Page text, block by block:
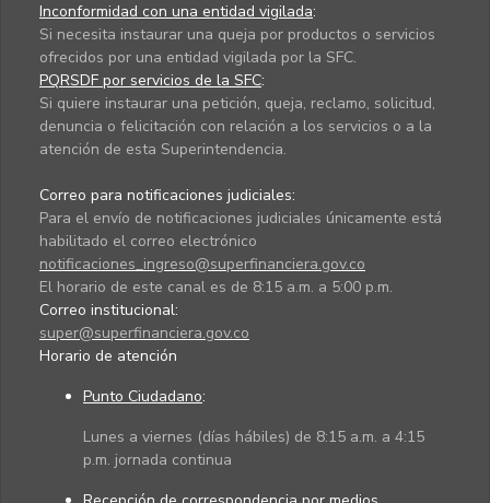
Inconformidad con una entidad vigilada:
Si necesita instaurar una queja por productos o servicios
ofrecidos por una entidad vigilada por la SFC.
PQRSDF por servicios de la SFC:
Si quiere instaurar una petición, queja, reclamo, solicitud,
denuncia o felicitación con relación a los servicios o a la
atención de esta Superintendencia.
Correo para notificaciones judiciales:
Para el envío de notificaciones judiciales únicamente está
habilitado el correo electrónico
notificaciones_ingreso@superfinanciera.gov.co
El horario de este canal es de 8:15 a.m. a 5:00 p.m.
Correo institucional:
super@superfinanciera.gov.co
Horario de atención
Punto Ciudadano:
Lunes a viernes (días hábiles) de 8:15 a.m. a 4:15
p.m. jornada continua